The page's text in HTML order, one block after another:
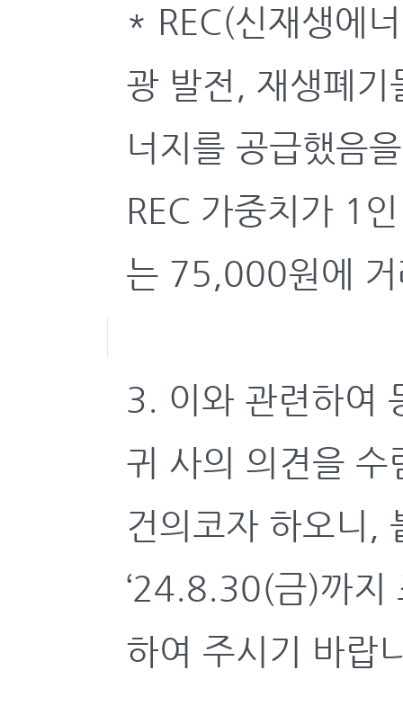
* REC(신재생에
광 발전, 재생폐
너지를 공급했음
REC 가중치가 1
는 75,000원에 거
3. 이와 관련하여
귀 사의 의견을 수
건의코자 하오니,
‘24.8.30(금)까지
하여 주시기 바랍